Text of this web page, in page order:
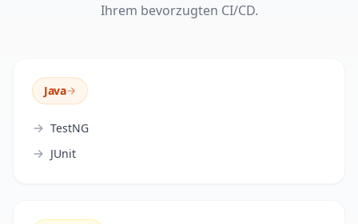
Ihrem bevorzugten CI/CD.
Java
TestNG
JUnit